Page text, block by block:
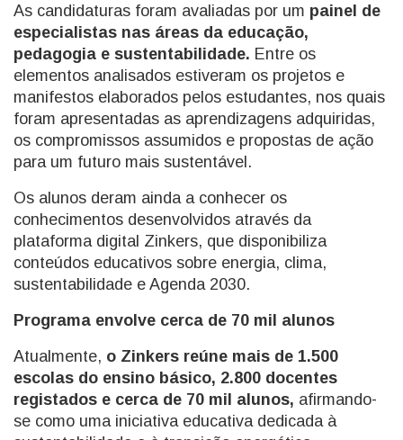
As candidaturas foram avaliadas por um painel de
especialistas nas áreas da educação,
pedagogia e sustentabilidade. Entre os
elementos analisados estiveram os projetos e
manifestos elaborados pelos estudantes, nos quais
foram apresentadas as aprendizagens adquiridas,
os compromissos assumidos e propostas de ação
para um futuro mais sustentável.
Os alunos deram ainda a conhecer os
conhecimentos desenvolvidos através da
plataforma digital Zinkers, que disponibiliza
conteúdos educativos sobre energia, clima,
sustentabilidade e Agenda 2030.
Programa envolve cerca de 70 mil alunos
Atualmente, o Zinkers reúne mais de 1.500
escolas do ensino básico, 2.800 docentes
registados e cerca de 70 mil alunos, afirmando-
se como uma iniciativa educativa dedicada à